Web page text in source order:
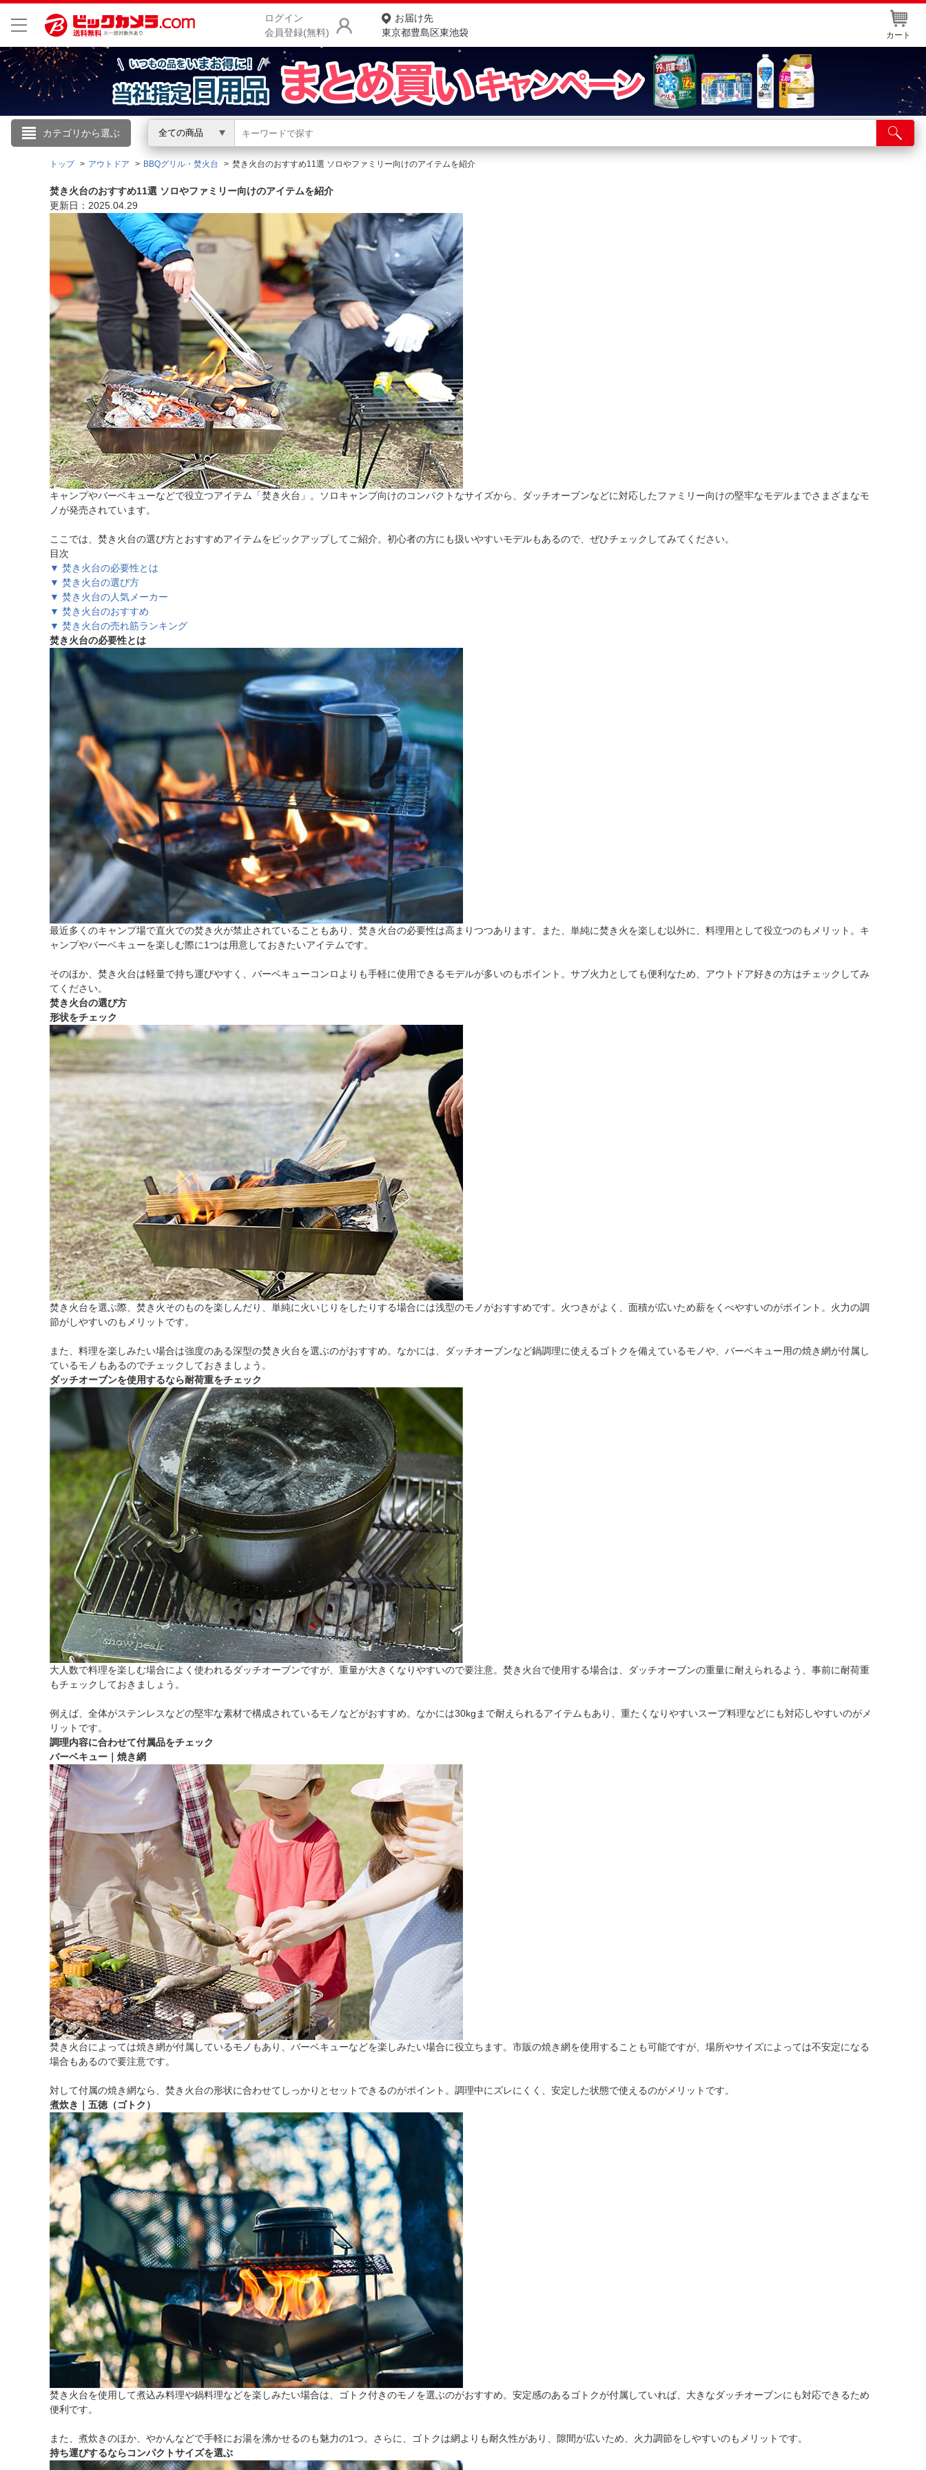
ログイン
会員登録(無料)
お届け先
東京都豊島区東池袋
カート
カテゴリから選ぶ 全ての商品
こんにちは
ログイン
新規会員登録
会員メニュー
お買いもの履歴
閲覧履歴
ほしいもの
お知らせ
商品をさがす
ランキングからさがす
お客様サポート
ご利用ガイド
よくある質問・お問合せ
ご利用規約
店舗サービス
ネット取り置き
トップ アウトドア BBQグリル・焚火台 焚き火台のおすすめ11選 ソロやファミリー向けのアイテムを紹介
焚き火台のおすすめ11選 ソロやファミリー向けのアイテムを紹介
更新日：2025.04.29
キャンプやバーベキューなどで役立つアイテム「焚き火台」。ソロキャンプ向けのコンパクトなサイズから、ダッチオーブンなどに対応したファミリー向けの堅牢なモデルまでさまざまなモ
ノが発売されています。
ここでは、焚き火台の選び方とおすすめアイテムをピックアップしてご紹介。初心者の方にも扱いやすいモデルもあるので、ぜひチェックしてみてください。
目次
▼ 焚き火台の必要性とは
▼ 焚き火台の選び方
▼ 焚き火台の人気メーカー
▼ 焚き火台のおすすめ
▼ 焚き火台の売れ筋ランキング
焚き火台の必要性とは
最近多くのキャンプ場で直火での焚き火が禁止されていることもあり、焚き火台の必要性は高まりつつあります。また、単純に焚き火を楽しむ以外に、料理用として役立つのもメリット。キ
ャンプやバーベキューを楽しむ際に1つは用意しておきたいアイテムです。
そのほか、焚き火台は軽量で持ち運びやすく、バーベキューコンロよりも手軽に使用できるモデルが多いのもポイント。サブ火力としても便利なため、アウトドア好きの方はチェックしてみ
てください。
焚き火台の選び方
形状をチェック
焚き火台を選ぶ際、焚き火そのものを楽しんだり、単純に火いじりをしたりする場合には浅型のモノがおすすめです。火つきがよく、面積が広いため薪をくべやすいのがポイント。火力の調
節がしやすいのもメリットです。
また、料理を楽しみたい場合は強度のある深型の焚き火台を選ぶのがおすすめ。なかには、ダッチオーブンなど鍋調理に使えるゴトクを備えているモノや、バーベキュー用の焼き網が付属し
ているモノもあるのでチェックしておきましょう。
ダッチオーブンを使用するなら耐荷重をチェック
大人数で料理を楽しむ場合によく使われるダッチオーブンですが、重量が大きくなりやすいので要注意。焚き火台で使用する場合は、ダッチオーブンの重量に耐えられるよう、事前に耐荷重
もチェックしておきましょう。
例えば、全体がステンレスなどの堅牢な素材で構成されているモノなどがおすすめ。なかには30kgまで耐えられるアイテムもあり、重たくなりやすいスープ料理などにも対応しやすいのがメ
リットです。
調理内容に合わせて付属品をチェック
バーベキュー｜焼き網
焚き火台によっては焼き網が付属しているモノもあり、バーベキューなどを楽しみたい場合に役立ちます。市販の焼き網を使用することも可能ですが、場所やサイズによっては不安定になる
場合もあるので要注意です。
対して付属の焼き網なら、焚き火台の形状に合わせてしっかりとセットできるのがポイント。調理中にズレにくく、安定した状態で使えるのがメリットです。
煮炊き｜五徳（ゴトク）
焚き火台を使用して煮込み料理や鍋料理などを楽しみたい場合は、ゴトク付きのモノを選ぶのがおすすめ。安定感のあるゴトクが付属していれば、大きなダッチオーブンにも対応できるため
便利です。
また、煮炊きのほか、やかんなどで手軽にお湯を沸かせるのも魅力の1つ。さらに、ゴトクは網よりも耐久性があり、隙間が広いため、火力調節をしやすいのもメリットです。
持ち運びするならコンパクトサイズを選ぶ